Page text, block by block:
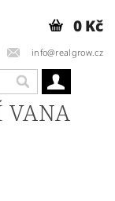
info@realgrow.cz
0 Kč
VANA